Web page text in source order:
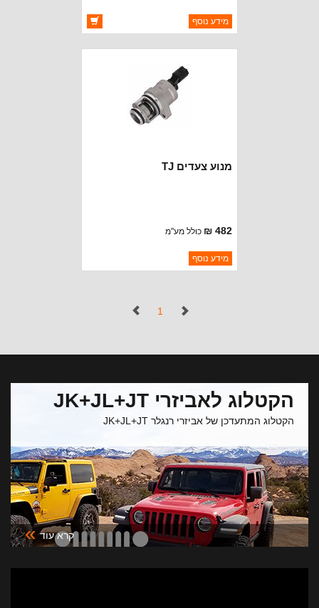
ברקוד: 53030840
יצרן:STANDARD MOTOR
מידע נוסף
מנוע צעדים TJ
482 ₪ כולל מע"מ
ברקוד: 4861552AB
יצרן:STANDARD MOTOR
מידע נוסף
1 (נוכחי)
הקטלוג לאביזרי JK+JL+JT
הקטלוג המתעדכן של אביזרי רנגלר JK+JL+JT
קרא עוד »